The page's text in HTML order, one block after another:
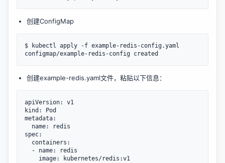
创建ConfigMap
$ kubectl apply -f example-redis-config.yaml
创建example-redis.yaml文件，粘贴以下信息：
apiVersion: v1
kind: Pod
metadata:
spec: